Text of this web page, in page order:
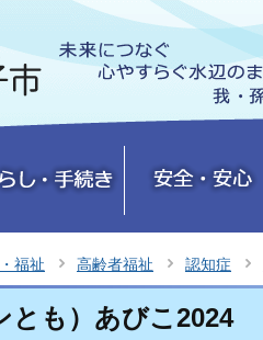
福祉 高齢者福祉 認知症
とも）あびこ2024